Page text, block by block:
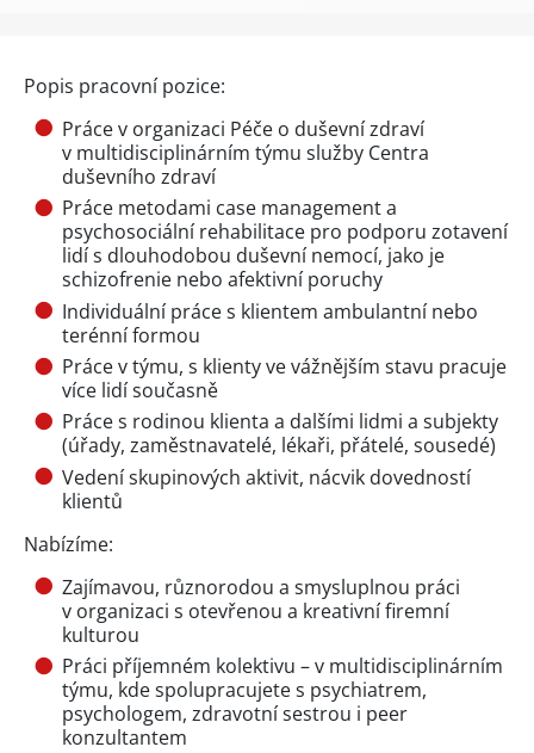
Popis pracovní pozice:
Práce v organizaci Péče o duševní zdraví
v multidisciplinárním týmu služby Centra
duševního zdraví
Práce metodami case management a
psychosociální rehabilitace pro podporu zotavení
lidí s dlouhodobou duševní nemocí, jako je
schizofrenie nebo afektivní poruchy
Individuální práce s klientem ambulantní nebo
terénní formou
Práce v týmu, s klienty ve vážnějším stavu pracuje
více lidí současně
Práce s rodinou klienta a dalšími lidmi a subjekty
(úřady, zaměstnavatelé, lékaři, přátelé, sousedé)
Vedení skupinových aktivit, nácvik dovedností
klientů
Nabízíme:
Zajímavou, různorodou a smysluplnou práci
v organizaci s otevřenou a kreativní firemní
kulturou
Práci příjemném kolektivu – v multidisciplinárním
týmu, kde spolupracujete s psychiatrem,
psychologem, zdravotní sestrou i peer
konzultantem